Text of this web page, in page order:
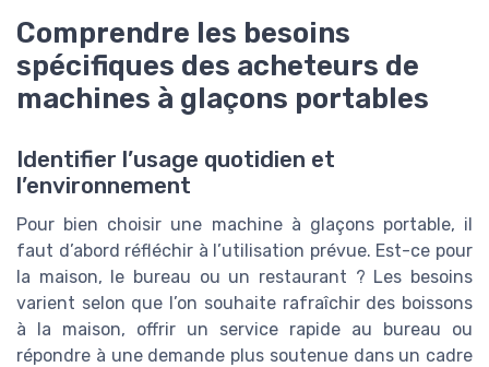
Comprendre les besoins
spécifiques des acheteurs de
machines à glaçons portables
Identifier l’usage quotidien et
l’environnement
Pour bien choisir une machine à glaçons portable, il
faut d’abord réfléchir à l’utilisation prévue. Est-ce pour
la maison, le bureau ou un restaurant ? Les besoins
varient selon que l’on souhaite rafraîchir des boissons
à la maison, offrir un service rapide au bureau ou
répondre à une demande plus soutenue dans un cadre